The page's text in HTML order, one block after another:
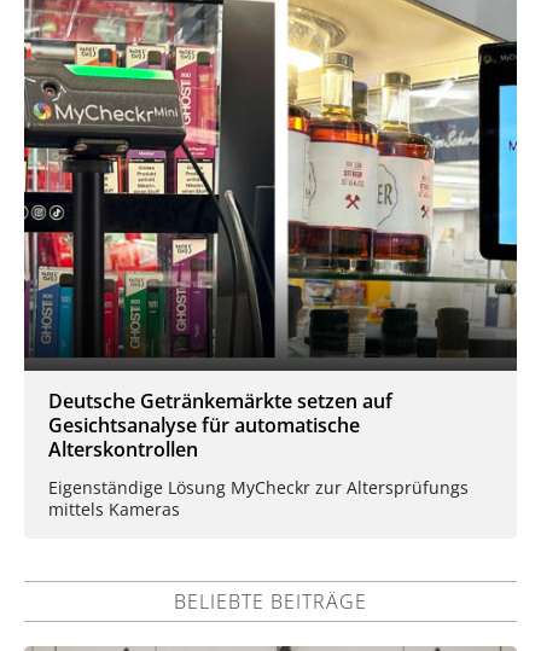
Deutsche Getränkemärkte setzen auf
Gesichtsanalyse für automatische
Alterskontrollen
Eigenständige Lösung MyCheckr zur Altersprüfungs
mittels Kameras
BELIEBTE BEITRÄGE